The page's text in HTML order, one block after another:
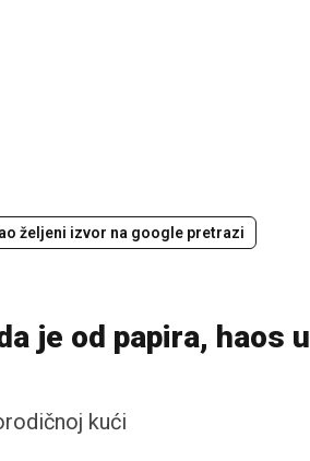
željeni izvor na google pretrazi
je od papira, haos u
kući